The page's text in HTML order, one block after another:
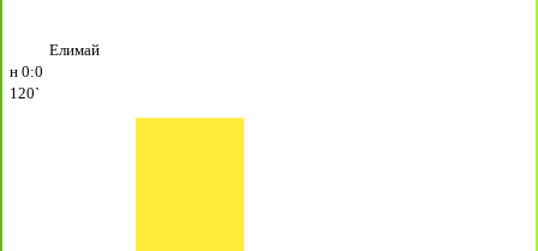
Елимай
н 0:0
120`